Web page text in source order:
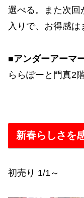
選べる。また次回
入りで、お得感は
■アンダーアーマ
ららぽーと門真2
新春らしさを
初売り 1/1～